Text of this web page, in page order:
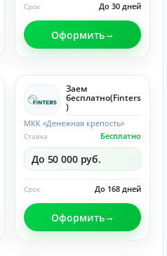
До 30 дней
Срок
Оформить
Заем
бесплатно(Finters
)
МКК «Денежная крепость»
Бесплатно
Ставка
До 50 000 руб.
До 168 дней
Срок
Оформить